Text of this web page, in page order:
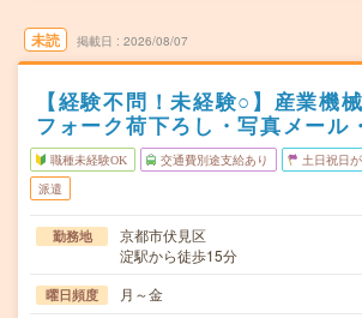
未読 掲載日 2026/08/07
【経験不問！未経験○】産業機
フォーク荷下ろし・写真メール
職種未経験OK 交通費別途支給あり 土日祝日
派遣
勤務地
京都市伏見区
淀駅から徒歩15分
曜日頻度 月～金